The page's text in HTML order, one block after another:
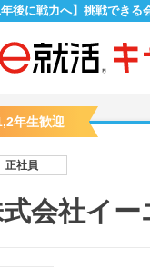
年後に戦力へ】挑戦でき
年生歓迎
正社員
会社イ